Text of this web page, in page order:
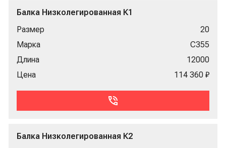
Балка Низколегированная К1
Размер
20
Марка
С355
Длина
12000
Цена
114 360 ₽
Балка Низколегированная К2